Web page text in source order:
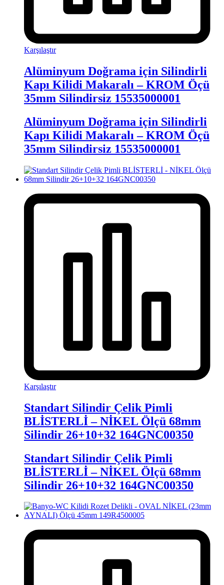
Karşılaştır
Alüminyum Doğrama için Silindirli
Kapı Kilidi Makaralı – KROM Öçü
35mm Silindirsiz 15535000001
Alüminyum Doğrama için Silindirli
Kapı Kilidi Makaralı – KROM Öçü
35mm Silindirsiz 15535000001
Karşılaştır
Standart Silindir Çelik Pimli
BLİSTERLİ – NİKEL Ölçü 68mm
Silindir 26+10+32 164GNC00350
Standart Silindir Çelik Pimli
BLİSTERLİ – NİKEL Ölçü 68mm
Silindir 26+10+32 164GNC00350